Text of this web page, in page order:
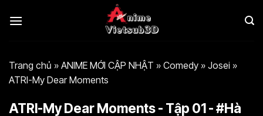
qua
Trang chủ » ANIME MỚI CẬP NHẬT » Comedy » Josei »
ATRI-My Dear Moments
ATRI-My Dear Moments - Tập 01 - #Hà